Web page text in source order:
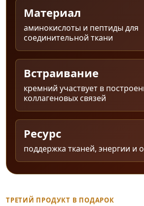
Материал
аминокислоты и пептиды для
соединительной ткани
Встраивание
кремний участвует в
коллагеновых связей
Ресурс
поддержка тканей, энергии и
ТРЕТИЙ ПРОДУКТ В ПОДАРОК